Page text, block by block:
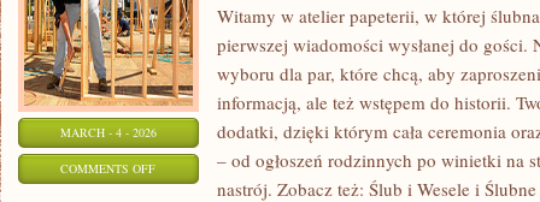
MARCH - 4 - 2026
COMMENTS OFFON
Witamy w atelier papeterii, w której
pierwszej wiadomości wysłanej do gości.
wyboru dla par, które chcą, aby
informacją, ale też wstępem do historii.
dodatki, dzięki którym cała ceremonia
– od ogłoszeń rodzinnych po winietki na
nastrój. Zobacz też: Ślub i Wesele i